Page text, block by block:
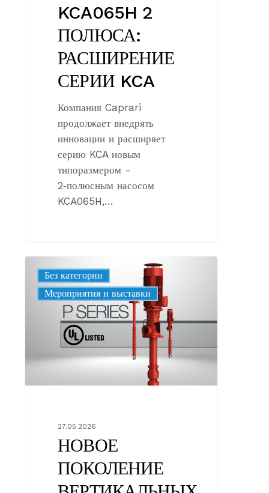
KCA065H 2
ПОЛЮСА:
РАСШИРЕНИЕ
СЕРИИ KCA
Компания Caprari
продолжает внедрять
инновации и расширяет
серию KCA новым
типоразмером -
2‑полюсным насосом
KCA065H,…
ПОКОЛЕНИЕ
ВЕРТИКАЛЬНЫХ
ПОЖАРНЫХ
НАСОСОВ,
СООТВЕТСТВУЮЩИХ
СТАНДАРТУ
Без категории
Корпоративные
Мероприятия и выставки
27.05.2026
НОВОЕ
ПОКОЛЕНИЕ